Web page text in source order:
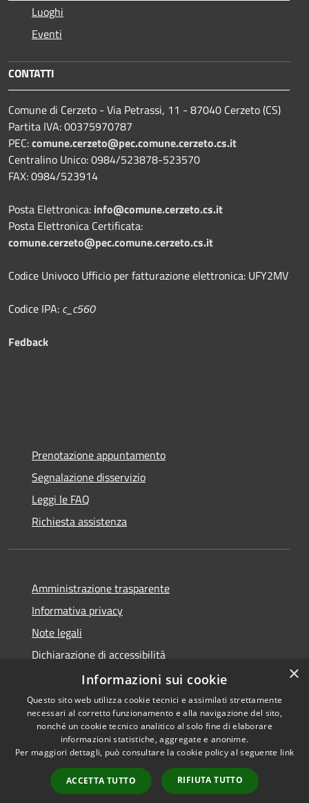
Luoghi
Eventi
CONTATTI
Comune di Cerzeto - Via Petrassi, 11 - 87040 Cerzeto (CS)
Partita IVA: 00375970787
PEC:comune.cerzeto@pec.comune.cerzeto.cs.it
Centralino Unico: 0984/523878-523570
FAX: 0984/523914
Posta Elettronica: info@comune.cerzeto.cs.it
Posta Elettronica Certificata:
comune.cerzeto@pec.comune.cerzeto.cs.it
Codice Univoco Ufficio per fatturazione elettronica: UFY2MV
Codice IPA: c_c560
Fedback
Prenotazione appuntamento
Segnalazione disservizio
Leggi le FAQ
Richiesta assistenza
Amministrazione trasparente
Informativa privacy
Note legali
Dichiarazione di accessibilità
Obbiettivi di accessibilità
RSS
Accessibility
Copyright © 2026 • Comune di
Municipium•
Admin
access
×
Informazioni sui cookie
Questo sito web utilizza cookie tecnici e assimilati strettamente
necessari al corretto funzionamento e alla navigazione del sito,
nonché un cookie tecnico analitico al solo fine di elaborare
informazioni statistiche, aggregate e anonime.
Per maggiori dettagli, può consultare la cookie policy al seguente link
ACCETTA TUTTO RIFIUTA TUTTO